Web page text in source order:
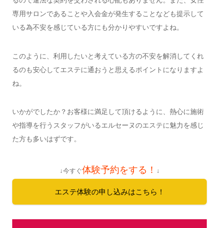
専用サロンであることや入会金が発生することなども提示して
いる為不安を感じている方にも分かりやすいですよね。
このように、利用したいと考えている方の不安を解消してくれ
るのも安心してエステに通おうと思えるポイントになりますよ
ね。
いかがでしたか？お客様に満足して頂けるように、熱心に施術
や指導を行うスタッフがいるエルセーヌのエステに魅力を感じ
た方も多いはずです。
↓今すぐ体験予約をする！ ↓
エステ体験の申し込みはこちら！